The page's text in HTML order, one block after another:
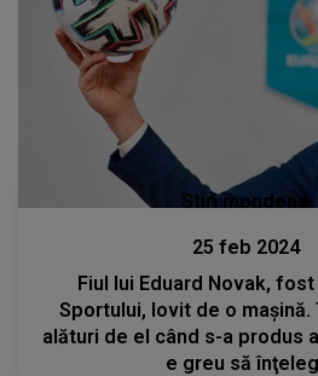
Stiri mondene
25 feb 2024
Fiul lui Eduard Novak,
Sportului, lovit de o mașină.
alături de el când s-a produs
e greu să